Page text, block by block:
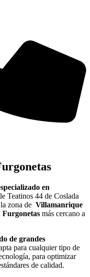
en
Teatinos 44 de Coslada
zona de Villamanrique
Furgonetas más cercano a
de grandes
para cualquier tipo de
para optimizar
de calidad.